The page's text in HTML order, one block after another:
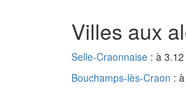
Villes aux
Selle-Craonnaise : à
Bouchamps-lès-Craon :